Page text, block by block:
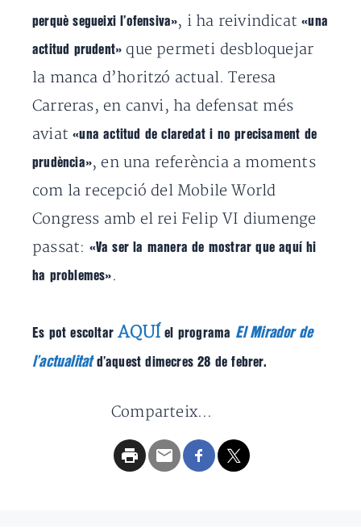
perquè segueixi l’ofensiva», i ha reivindicat«una
actitud prudent» que permeti desbloquejar
la manca d’horitzó actual. Teresa
Carreras, en canvi, ha defensat més
aviat«una actitud de claredat i no precisament de
prudència», en una referència a moments
com la recepció del Mobile World
Congress amb el rei Felip VI diumenge
passat: «Va ser la manera de mostrar que aquí hi
ha problemes» .
Es pot escoltarAQUÍ el programa El Mirador de
l’actualitatd’aquest dimecres 28 de febrer.
Comparteix...